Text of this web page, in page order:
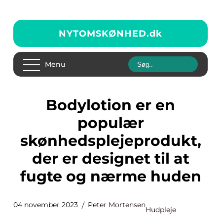
NYTOMSKØNHED.dk
Menu
Bodylotion er en
populær
skønhedsplejeprodukt,
der er designet til at
fugte og nærme huden
04 november 2023 Peter Mortensen
Hudpleje